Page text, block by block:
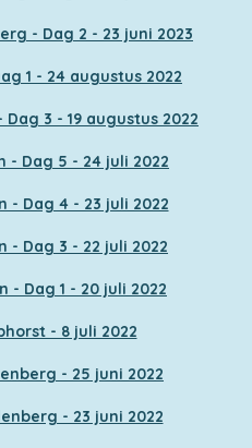
- Dag 2 - 23 juni 2023
1 - 24 augustus 2022
3 - 19 augustus 2022
- Dag 5 - 24 juli 2022
- Dag 4 - 23 juli 2022
- Dag 3 - 22 juli 2022
- Dag 1 - 20 juli 2022
- 8 juli 2022
- 25 juni 2022
- 23 juni 2022